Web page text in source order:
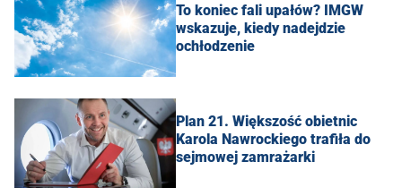
To koniec fali upałów? IMGW
wskazuje, kiedy nadejdzie
ochłodzenie
Plan 21. Większość obietnic
Karola Nawrockiego trafiła do
sejmowej zamrażarki